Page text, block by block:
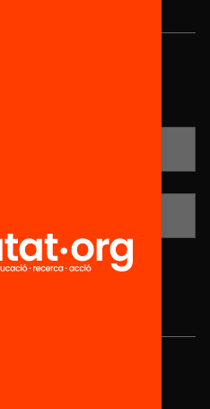
han triat Equitat. Rep
per millorar la